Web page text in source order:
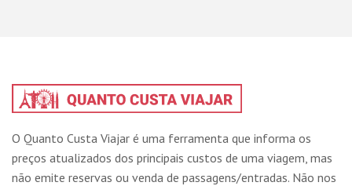
O Quanto Custa Viajar é uma ferramenta que informa os
preços atualizados dos principais custos de uma viagem, mas
não emite reservas ou venda de passagens/entradas. Não nos